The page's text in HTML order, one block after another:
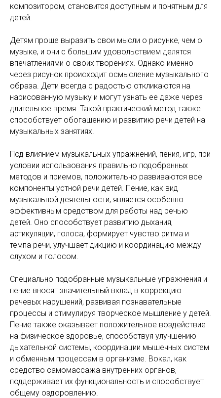
композитором, становится доступным и понятным для
детей.
Детям проще выразить свои мысли о рисунке, чем о
музыке, и они с большим удовольствием делятся
впечатлениями о своих творениях. Однако именно
через рисунок происходит осмысление музыкального
образа. Дети всегда с радостью откликаются на
нарисованную музыку и могут узнать ее даже через
длительное время. Такой практический метод также
способствует обогащению и развитию речи детей на
музыкальных занятиях.
Под влиянием музыкальных упражнений, пения, игр, при
условии использования правильно подобранных
методов и приемов, положительно развиваются все
компоненты устной речи детей. Пение, как вид
музыкальной деятельности, является особенно
эффективным средством для работы над речью
детей. Оно способствует развитию дыхания,
артикуляции, голоса, формирует чувство ритма и
темпа речи, улучшает дикцию и координацию между
слухом и голосом.
Специально подобранные музыкальные упражнения и
пение вносят значительный вклад в коррекцию
речевых нарушений, развивая познавательные
процессы и стимулируя творческое мышление у детей.
Пение также оказывает положительное воздействие
на физическое здоровье, способствуя улучшению
дыхательной системы, координации мышечных систем
и обменным процессам в организме. Вокал, как
средство самомассажа внутренних органов,
поддерживает их функциональность и способствует
общему оздоровлению.